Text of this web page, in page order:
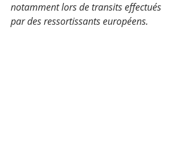
notamment lors de transits effectués
par des ressortissants européens.